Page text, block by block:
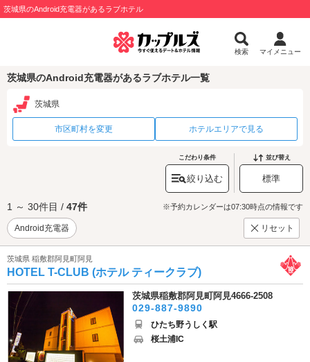
茨城県のAndroid充電器があるラブホテル
検索 マイメニュー
茨城県のAndroid充電器があるラブホテル一覧
茨城県
市区町村を変更 ホテルエリアで見る
こだわり条件
絞り込む
並び替え
標準
1 ～ 30件目 / 47件 ※予約カレンダーは07:30時点の情報です
Android充電器 リセット
茨城県 稲敷郡阿見町阿見
HOTEL T-CLUB (ホテル ティークラブ)
茨城県稲敷郡阿見町阿見4666-2508
029-887-9890
ひたち野うしく駅
桜土浦IC